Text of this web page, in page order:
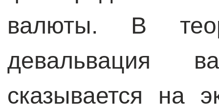
валюты. В
девальвация
сказывается на